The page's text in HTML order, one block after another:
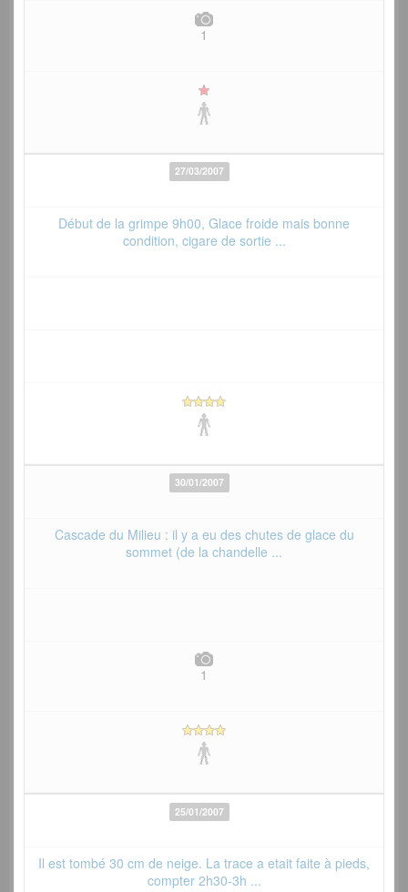
1
27/03/2007
Début de la grimpe 9h00, Glace froide mais bonne
condition, cigare de sortie ...
30/01/2007
Cascade du Milieu : il y a eu des chutes de glace du
sommet (de la chandelle ...
1
25/01/2007
Il est tombé 30 cm de neige. La trace a etait faite à pieds,
compter 2h30-3h ...